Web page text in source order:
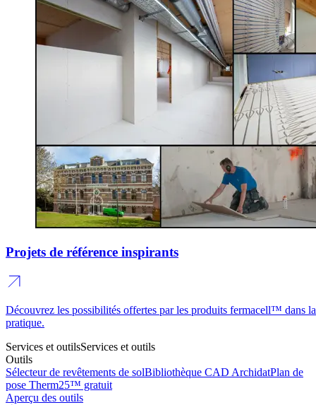
Projets de référence inspirants
Découvrez les possibilités offertes par les produits fermacell™ dans la
pratique.
Services et outilsServices et outils
Outils
Sélecteur de revêtements de solBibliothèque CAD ArchidatPlan de
pose Therm25™ gratuit
Aperçu des outils